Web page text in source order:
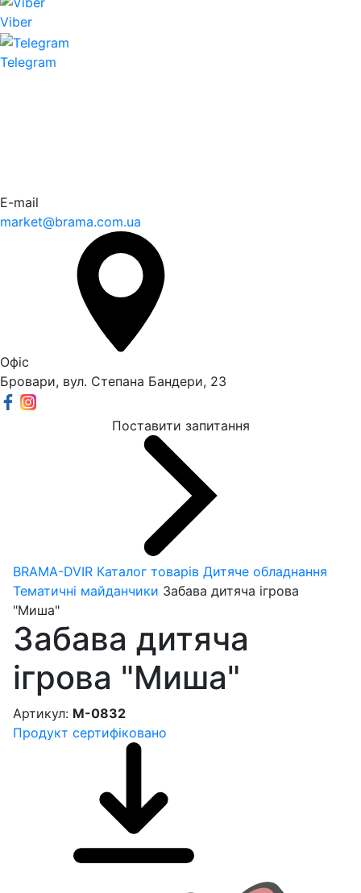
Viber
Telegram
E-mail
market@brama.com.ua
Офіс
Бровари, вул. Степана Бандери, 23
Поставити запитання
BRAMA-DVIR Каталог товарів Дитяче обладнання
Тематичні майданчики Забава дитяча ігрова
"Миша"
Забава дитяча
ігрова "Миша"
Артикул: M-0832
Продукт сертифіковано